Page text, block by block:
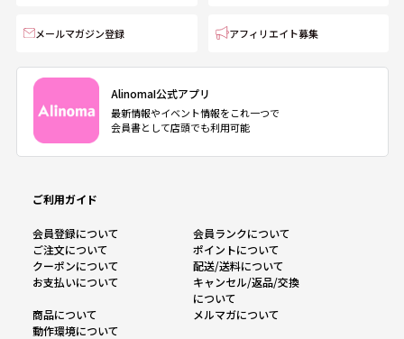
メールマガジン登録 アフィリエイト募集
AlinomaI公式アプリ
最新情報やイベント情報をこれ一つで
会員書として店頭でも利用可能
ご利用ガイド
会員登録について
会員ランクについて
ご注文について
ポイントについて
クーポンについて
配送/送料について
お支払いについて
キャンセル/返品/交換
について
商品について
メルマガについて
動作環境について